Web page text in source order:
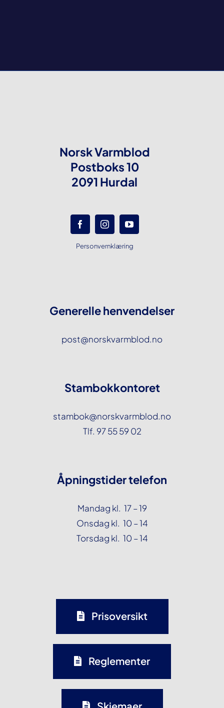
Norsk Varmblod
Postboks 10
2091 Hurdal
Personvernklæring
Generelle henvendelser
post@norskvarmblod.no
Stambokkontoret
stambok@norskvarmblod.no
Tlf. 97 55 59 02
Åpningstider telefon
Mandag kl. 17 – 19
Onsdag kl. 10 – 14
Torsdag kl. 10 – 14
Prisoversikt
Reglementer